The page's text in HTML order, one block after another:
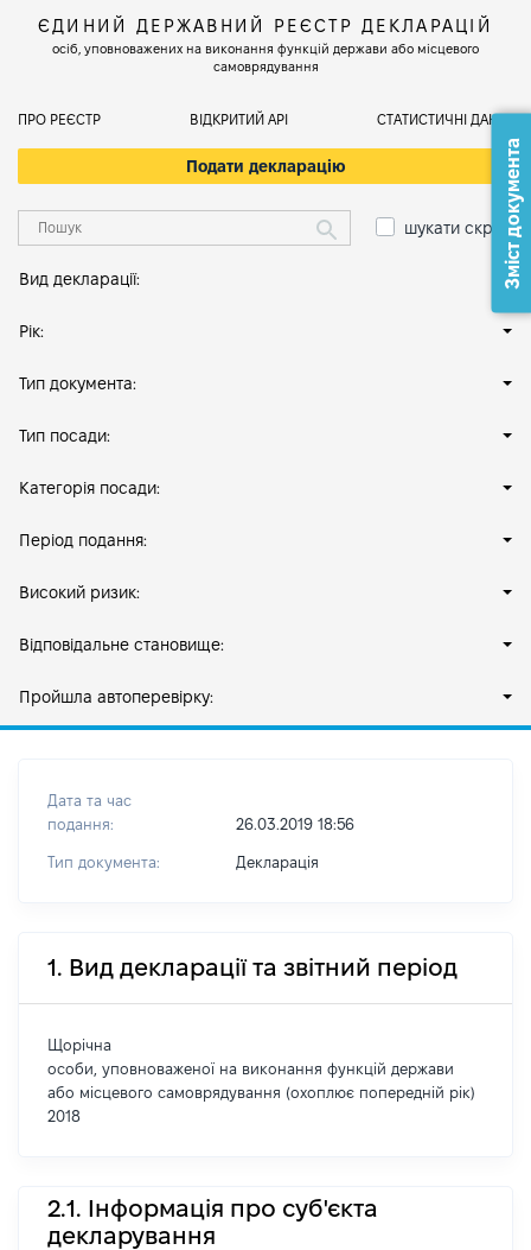
ЄДИНИЙ ДЕРЖАВНИЙ РЕЄСТР ДЕКЛАРАЦІЙ
осіб, уповноважених на виконання функцій держави або місцевого
самоврядування
ПРО РЕЄСТР ВІДКРИТИЙ АРІ СТАТИСТИЧНІ ДАНІ
Подати декларацію
шукати скрізь
Вид декларації:
Рік:
Тип документа:
Тип посади:
Категорія посади:
Період подання:
Високий ризик:
Відповідальне становище:
Пройшла автоперевірку:
Дата та час
подання:
26.03.2019 18:56
Тип документа: Декларація
1. Вид декларації та звітний період
Щорічна
особи, уповноваженої на виконання функцій держави
або місцевого самоврядування (охоплює попередній рік)
2018
2.1. Інформація про суб'єкта
декларування
Зміст документа